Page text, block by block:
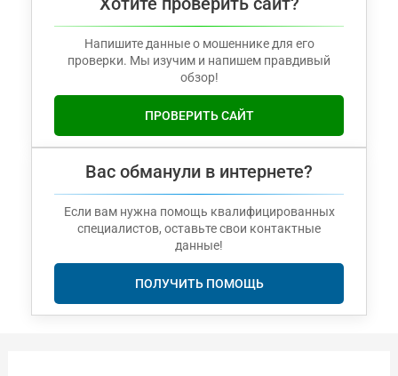
Напишите данные о мошеннике для его
проверки. Мы изучим и напишем правдивый
обзор!
ПРОВЕРИТЬ САЙТ
Вас обманули в интернете?
Если вам нужна помощь квалифицированных
специалистов, оставьте свои контактные
данные!
ПОЛУЧИТЬ ПОМОЩЬ